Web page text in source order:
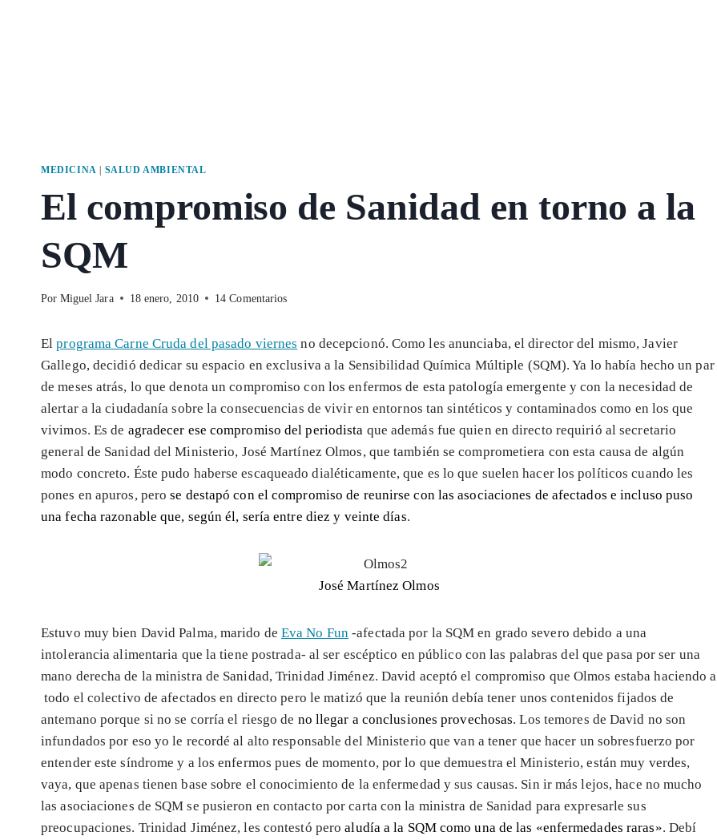
MEDICINA SALUD AMBIENTAL
El compromiso de Sanidad en torno a la
SQM
Por Miguel Jara 18 enero, 2010 14 Comentarios
Elprograma Carne Cruda del pasado viernes no decepcionó. Como les anunciaba, el director del mismo, Javier
Gallego, decidió dedicar su espacio en exclusiva a la Sensibilidad Química Múltiple (SQM). Ya lo había hecho un par
de meses atrás, lo que denota un compromiso con los enfermos de esta patología emergente y con la necesidad de
alertar a la ciudadanía sobre la consecuencias de vivir en entornos tan sintéticos y contaminados como en los que
vivimos. Es de agradecer ese compromiso del periodista que además fue quien en directo requirió al secretario
general de Sanidad del Ministerio, José Martínez Olmos, que también se comprometiera con esta causa de algún
modo concreto. Éste pudo haberse escaqueado dialéticamente, que es lo que suelen hacer los políticos cuando les
pones en apuros, perose destapó con el compromiso de reunirse con las asociaciones de afectados e incluso puso
una fecha razonable que, según él, sería entre diez y veinte días.
José Martínez Olmos
Estuvo muy bien David Palma, marido de Eva No Fun -afectada por la SQM en grado severo debido a una
intolerancia alimentaria que la tiene postrada- al ser escéptico en público con las palabras del que pasa por ser una
mano derecha de la ministra de Sanidad, Trinidad Jiménez. David aceptó el compromiso que Olmos estaba haciendo a
todo el colectivo de afectados en directo pero le matizó que la reunión debía tener unos contenidos fijados de
antemano porque si no se corría el riesgo de no llegar a conclusiones provechosas. Los temores de David no son
infundados por eso yo le recordé al alto responsable del Ministerio que van a tener que hacer un sobresfuerzo por
entender este síndrome y a los enfermos pues de momento, por lo que demuestra el Ministerio, están muy verdes,
vaya, que apenas tienen base sobre el conocimiento de la enfermedad y sus causas. Sin ir más lejos, hace no mucho
las asociaciones de SQM se pusieron en contacto por carta con la ministra de Sanidad para expresarle sus
preocupaciones. Trinidad Jiménez, les contestó peroaludía a la SQM como una de las «enfermedades raras». Debí